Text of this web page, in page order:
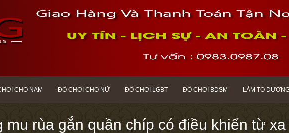
CHO NAM ĐỒ CHƠI CHO NỮ ĐỒ CHƠI LGBT ĐỒ CHƠI BDSM LÀM TO
mu rùa gắn quần chíp có điều khiển từ xa